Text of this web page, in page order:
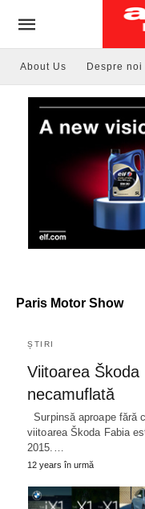
About Us Despre noi
Paris Motor Show
ȘTIRI
Viitoarea
necamuflată
Surpinsă aproape fără
viitoarea Škoda Fabia
2015.…
12 years în urmă